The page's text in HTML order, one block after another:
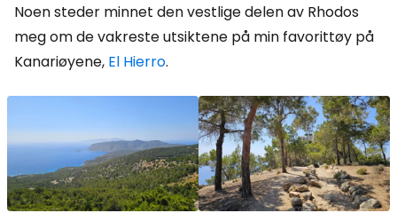
Noen steder minnet den vestlige delen av Rhodos
meg om de vakreste utsiktene på min favorittøy på
Kanariøyene, El Hierro.